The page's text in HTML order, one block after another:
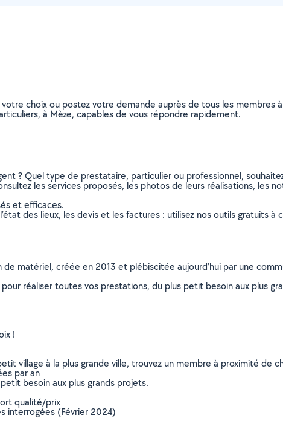
choix ou postez votre demande auprès de tous les membres
à Mèze, capables de vous répondre rapidement.
? Quel type de prestataire, particulier ou professionnel,
les services proposés, les photos de leurs réalisations, les
et efficaces.
des lieux, les devis et les factures : utilisez nos outils gratuits à
matériel, créée en 2013 et plébiscitée aujourd’hui par une
réaliser toutes vos prestations, du plus petit besoin aux plus
!
village à la plus grande ville, trouvez un membre à proximité de
par an
besoin aux plus grands projets.
qualité/prix
interrogées (Février 2024)